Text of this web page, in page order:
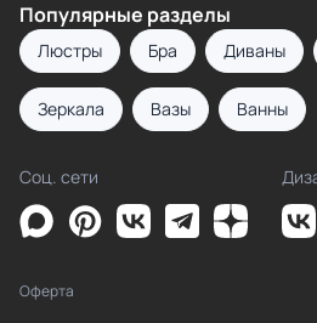
Популярные разделы
Люстры Бра Диваны
Зеркала Вазы Ванны
Соц. сети
Оферта